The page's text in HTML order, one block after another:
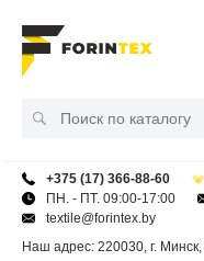
+375 (17) 366-88-60
ПН. - ПТ. 09:00-17:00
textile@forintex.by
Наш адрес: 220030, г. Минск,